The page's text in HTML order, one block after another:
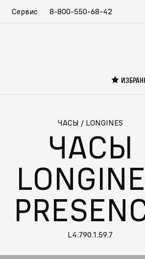
Сервис 8-800-550-68-42
ЧАСЫ / LONGINES
ЧАСЫ
L4.790.1.59.7